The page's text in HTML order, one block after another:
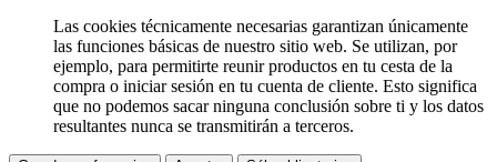
Las cookies técnicamente necesarias garantizan únicamente
las funciones básicas de nuestro sitio web. Se utilizan, por
ejemplo, para permitirte reunir productos en tu cesta de la
compra o iniciar sesión en tu cuenta de cliente. Esto significa
que no podemos sacar ninguna conclusión sobre ti y los datos
resultantes nunca se transmitirán a terceros.